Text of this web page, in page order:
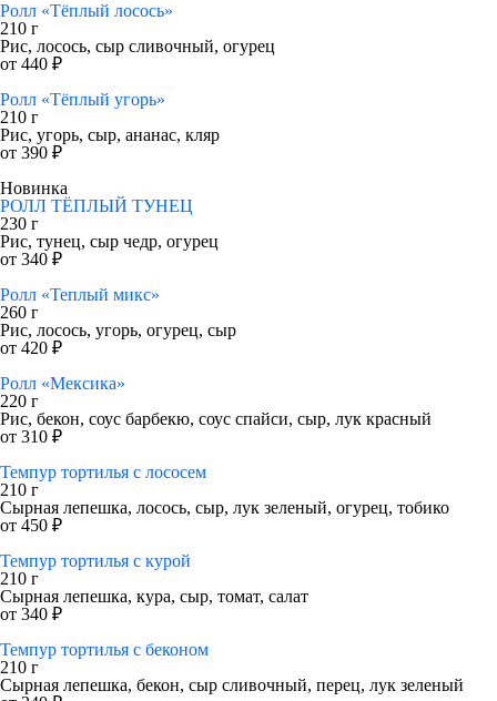
Ролл «Тёплый лосось»
210 г
Рис, лосось, сыр сливочный, огурец
от 440 ₽
Ролл «Тёплый угорь»
210 г
Рис, угорь, сыр, ананас, кляр
от 390 ₽
Новинка
РОЛЛ ТЁПЛЫЙ ТУНЕЦ
230 г
Рис, тунец, сыр чедр, огурец
от 340 ₽
Ролл «Теплый микс»
260 г
Рис, лосось, угорь, огурец, сыр
от 420 ₽
Ролл «Мексика»
220 г
Рис, бекон, соус барбекю, соус спайси, сыр, лук красный
от 310 ₽
Темпур тортилья с лососем
210 г
Сырная лепешка, лосось, сыр, лук зеленый, огурец, тобико
от 450 ₽
Темпур тортилья с курой
210 г
Сырная лепешка, кура, сыр, томат, салат
от 340 ₽
Темпур тортилья с беконом
210 г
Сырная лепешка, бекон, сыр сливочный, перец, лук зеленый